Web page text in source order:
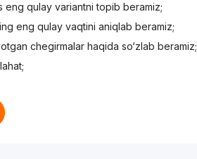
eng qulay variantni topib beramiz;
eng qulay vaqtini aniqlab beramiz;
chegirmalar haqida so‘zlab beramiz;